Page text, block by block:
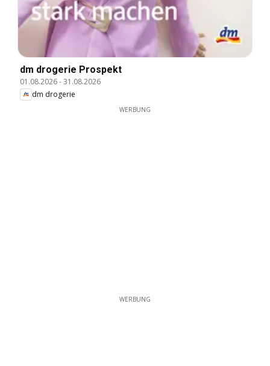
dm drogerie Prospekt
01.08.2026-31.08.2026
dm drogerie
WERBUNG
WERBUNG